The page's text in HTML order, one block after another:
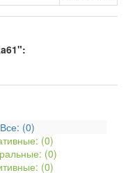
Все: (0)
(0)
(0)
(0)